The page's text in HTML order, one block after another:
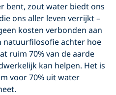
bent, zout water biedt ons
ons aller leven verrijkt –
kosten verbonden aan
natuurfilosofie achter hoe
ruim 70% van de aarde
kan helpen. Het is
voor 70% uit water